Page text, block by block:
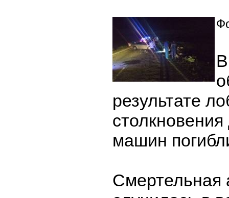
результате
машин
Смертельная